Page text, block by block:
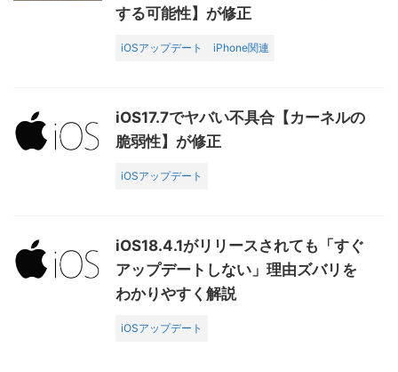
する可能性】が修正
iOSアップデート iPhone関連
iOS17.7でヤバい不具合【カーネルの
脆弱性】が修正
iOSアップデート
iOS18.4.1がリリースされても「すぐ
アップデートしない」理由ズバリを
わかりやすく解説
iOSアップデート